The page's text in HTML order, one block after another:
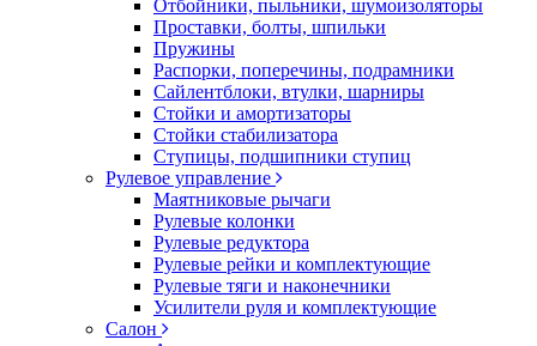
Отбойники, пыльники, шумоизоляторы
Проставки, болты, шпильки
Пружины
Распорки, поперечины, подрамники
Сайлентблоки, втулки, шарниры
Стойки и амортизаторы
Стойки стабилизатора
Ступицы, подшипники ступиц
Рулевое управление
Маятниковые рычаги
Рулевые колонки
Рулевые редуктора
Рулевые рейки и комплектующие
Рулевые тяги и наконечники
Усилители руля и комплектующие
Салон